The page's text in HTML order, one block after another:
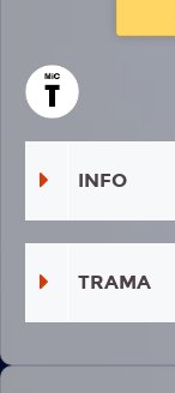
INFO
TRAMA